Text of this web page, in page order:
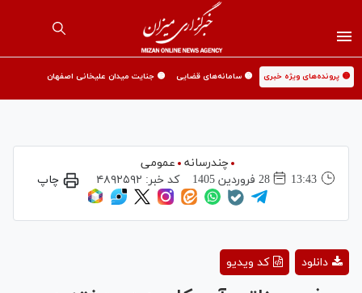
🟡 پرونده‌های ویژه خبری 🟡 سامانه‌های قضایی 🟡 جنایت میدان علیخانی اصفهان
چندرسانه
عمومی
13:43
28 فروردين 1405 کد خبر: ۴۸۹۲۵۹۲ چاپ
Video
کد ویدیو دانلود